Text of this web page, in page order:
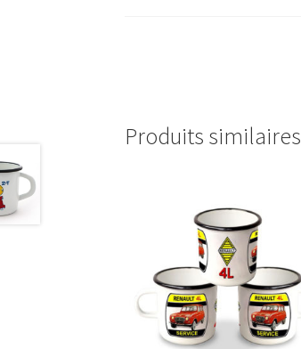
Produits similaires